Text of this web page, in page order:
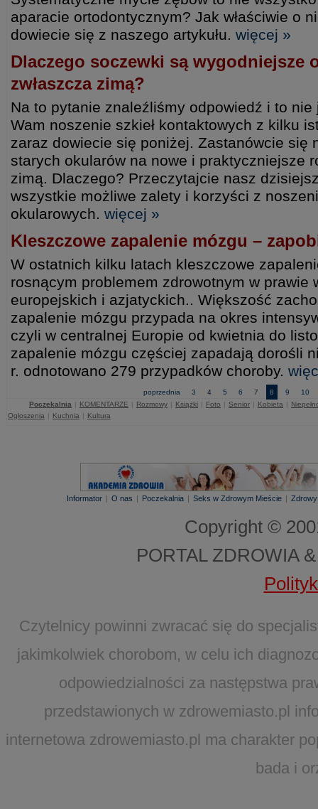
aparacie ortodontycznym? Jak właściwie o
dowiecie się z naszego artykułu. więcej »
Dlaczego soczewki są wygodniejsze
zwłaszcza zimą?
Na to pytanie znaleźliśmy odpowiedź i to
Wam noszenie szkieł kontaktowych z kilku
zaraz dowiecie się poniżej. Zastanówcie się
starych okularów na nowe i praktyczniejsze
zimą. Dlaczego? Przeczytajcie nasz
wszystkie możliwe zalety i korzyści z
okularowych. więcej »
Kleszczowe zapalenie mózgu –
W ostatnich kilku latach kleszczowe
rosnącym problemem zdrowotnym w prawie
europejskich i azjatyckich.. Większość
zapalenie mózgu przypada na okres
czyli w centralnej Europie od kwietnia do
zapalenie mózgu częściej zapadają dorośli
r. odnotowano 279 przypadków choroby.
poprzednia 3 4 5 6 7 8 9
10
Poczekalnia | KOMENTARZE | Rozmowy | Książki | Foto | Senior | Kobieta |
Ogłoszenia | Kuchnia | Kultura
Informator | O nas | Poczekalnia | Seks w Zdrowym Mieście |
Copyright ©
PORTAL ZDROWIA
Czytelnicy powinni zwracać się do
jakimkolwiek chorobom, w celu ich
odpowiedzialności za następstwa
przedstawionych w zdrowemiasto.pl
internetowa zdrowemiasto.pl ma charakter
bada i